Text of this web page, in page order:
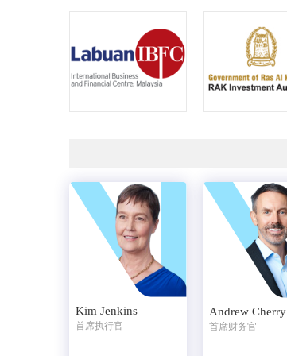
Kim Jenkins
首席执行官
Andrew Cherry
首席财务官